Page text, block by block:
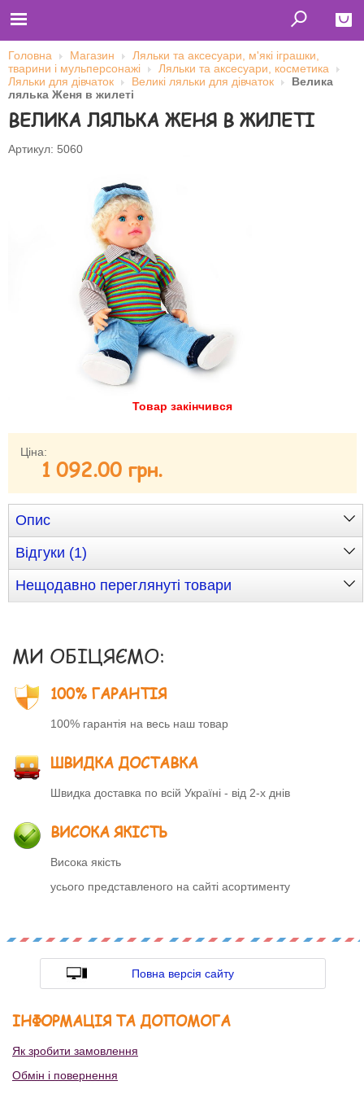
Close
Футболки
Толстовки (кенгурушки)
Свитшоты
Лонгсливы
Оплата и доставка
Запам'ятати мене
Забули своє Ім’я Користувача?
Головна Магазин
Ляльки та аксесуари, м'які іграшки,
тварини і мульперсонажі
Ляльки та аксесуари, косметика
Ляльки для дівчаток
Великі ляльки для дівчаток
Велика
лялька Женя в жилеті
ВЕЛИКА ЛЯЛЬКА ЖЕНЯ В ЖИЛЕТІ
Артикул: 5060
Товар закінчився
Ціна:
1 092.00 грн.
Опис
Відгуки (1)
Нещодавно переглянуті товари
МИ ОБІЦЯЄМО:
100% ГАРАНТІЯ
100% гарантія на весь наш товар
ШВИДКА ДОСТАВКА
Швидка доставка по всій Україні - від 2-х днів
ВИСОКА ЯКІСТЬ
Висока якість
усього представленого на сайті асортименту
Повна версія сайту
ІНФОРМАЦІЯ ТА ДОПОМОГА
Як зробити замовлення
Обмін і повернення